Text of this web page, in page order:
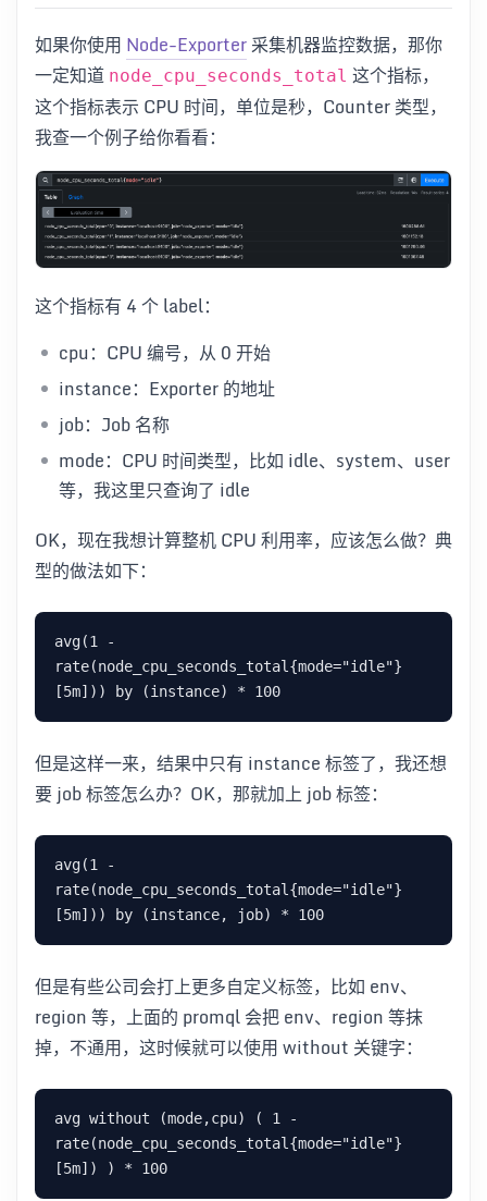
如果你使用 Node-Exporter采集机器监控数据，那你
一定知道 node_cpu_seconds_total 这个指标，
这个指标表示 CPU 时间，单位是秒，Counter 类型，
我查一个例子给你看看：
这个指标有 4 个 label：
cpu：CPU 编号，从 0 开始
instance：Exporter 的地址
job：Job 名称
mode：CPU 时间类型，比如 idle、system、user
等，我这里只查询了 idle
OK，现在我想计算整机 CPU 利用率，应该怎么做？典
型的做法如下：
avg(1 -
rate(node_cpu_seconds_total{mode="idle"}
但是这样一来，结果中只有 instance 标签了，我还想
要 job 标签怎么办？OK，那就加上 job 标签：
avg(1 -
rate(node_cpu_seconds_total{mode="idle"}
但是有些公司会打上更多自定义标签，比如 env、
region 等，上面的 promql 会把 env、region 等抹
掉，不通用，这时候就可以使用 without 关键字：
avg without (mode,cpu) ( 1 -
rate(node_cpu_seconds_total{mode="idle"}